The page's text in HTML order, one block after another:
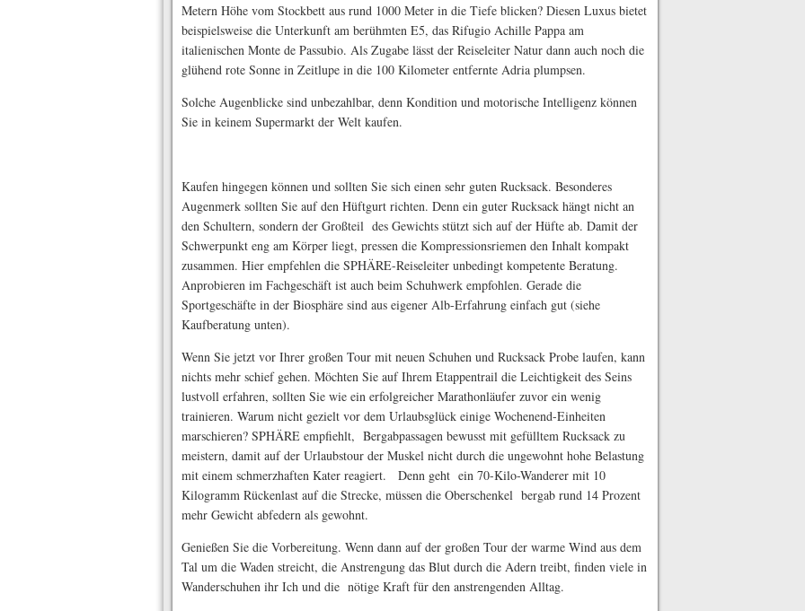
Metern Höhe vom Stockbett aus rund 1000 Meter in die Tiefe blicken? Diesen Luxus bietet
beispielsweise die Unterkunft am berühmten E5, das Rifugio Achille Pappa am
italienischen Monte de Passubio. Als Zugabe lässt der Reiseleiter Natur dann auch noch die
glühend rote Sonne in Zeitlupe in die 100 Kilometer entfernte Adria plumpsen.
Solche Augenblicke sind unbezahlbar, denn Kondition und motorische Intelligenz können
Sie in keinem Supermarkt der Welt kaufen.
Kaufen hingegen können und sollten Sie sich einen sehr guten Rucksack. Besonderes
Augenmerk sollten Sie auf den Hüftgurt richten. Denn ein guter Rucksack hängt nicht an
den Schultern, sondern der Großteil des Gewichts stützt sich auf der Hüfte ab. Damit der
Schwerpunkt eng am Körper liegt, pressen die Kompressionsriemen den Inhalt kompakt
zusammen. Hier empfehlen die SPHÄRE-Reiseleiter unbedingt kompetente Beratung.
Anprobieren im Fachgeschäft ist auch beim Schuhwerk empfohlen. Gerade die
Sportgeschäfte in der Biosphäre sind aus eigener Alb-Erfahrung einfach gut (siehe
Kaufberatung unten).
Wenn Sie jetzt vor Ihrer großen Tour mit neuen Schuhen und Rucksack Probe laufen, kann
nichts mehr schief gehen. Möchten Sie auf Ihrem Etappentrail die Leichtigkeit des Seins
lustvoll erfahren, sollten Sie wie ein erfolgreicher Marathonläufer zuvor ein wenig
trainieren. Warum nicht gezielt vor dem Urlaubsglück einige Wochenend-Einheiten
marschieren? SPHÄRE empfiehlt, Bergabpassagen bewusst mit gefülltem Rucksack zu
meistern, damit auf der Urlaubstour der Muskel nicht durch die ungewohnt hohe Belastung
mit einem schmerzhaften Kater reagiert. Denn geht ein 70-Kilo-Wanderer mit 10
Kilogramm Rückenlast auf die Strecke, müssen die Oberschenkel bergab rund 14 Prozent
mehr Gewicht abfedern als gewohnt.
Genießen Sie die Vorbereitung. Wenn dann auf der großen Tour der warme Wind aus dem
Tal um die Waden streicht, die Anstrengung das Blut durch die Adern treibt, finden viele in
Wanderschuhen ihr Ich und die nötige Kraft für den anstrengenden Alltag.